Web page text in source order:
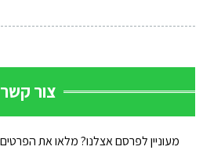
צור קשר
מעוניין לפרסם אצלנו? מלאו את